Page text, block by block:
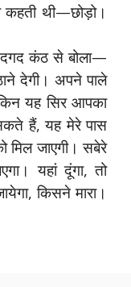
थी—छोड़ो।
कंठ से बोला—
देगी। अपने पाले
यह सिर आपका
हैं, यह मेरे पास
जाएगी। सबेरे
यहां दूंगा, तो
किसने मारा।